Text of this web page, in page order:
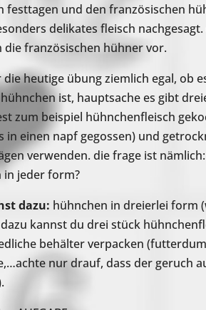
festtagen und den französischen
delikates fleisch
die französischen hühner vor.
heutige übung ziemlich egal, ob
ist, hauptsache es gibt
zum beispiel hühnchenfleisch
in einen napf gegossen) und
verwenden. die frage ist
in jeder form?
dazu: hühnchen in dreierlei form
kannst du drei stück
behälter verpacken
nur drauf, dass der geruch